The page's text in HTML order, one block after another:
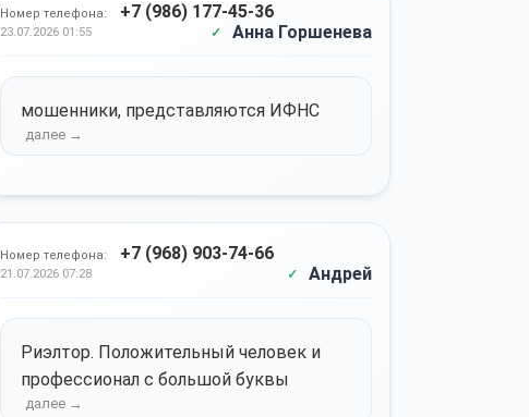
Номер телефона: +7 (986) 177-45-36
23.07.2026 01:55 Анна Горшенева
мошенники, представляются ИФНС
Номер телефона: +7 (968) 903-74-66
21.07.2026 07:28 Андрей
Риэлтор. Положительный человек и
профессионал с большой буквы